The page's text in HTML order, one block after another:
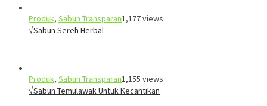
Produk, Sabun Transparan1,177 views
√Sabun Sereh Herbal
Produk, Sabun Transparan1,155 views
√Sabun Temulawak Untuk Kecantikan